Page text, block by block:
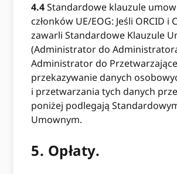
4.4Standardowe klauzule
członków UE/EOG: Jeśli ORCID i
zawarli Standardowe Klauzule
(Administrator do
Administrator do
przekazywanie danych
i przetwarzania tych danych
poniżej podlegają
Umownym.
5. Opłaty.